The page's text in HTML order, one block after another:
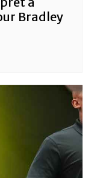
Bradley